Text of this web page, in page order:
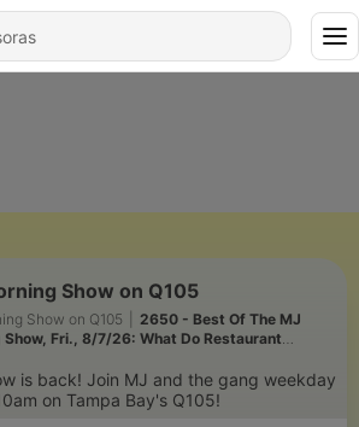
Show on Q105
Show on Q105
2650 - Best Of The MJ
Show, Fri., 8/7/26: What Do Restaurant
is back! Join MJ and the gang weekday
on Tampa Bay's Q105!